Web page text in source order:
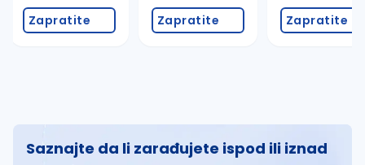
Zapratite Zapratite Zapratite
Saznajte da li zarađujete ispod ili iznad